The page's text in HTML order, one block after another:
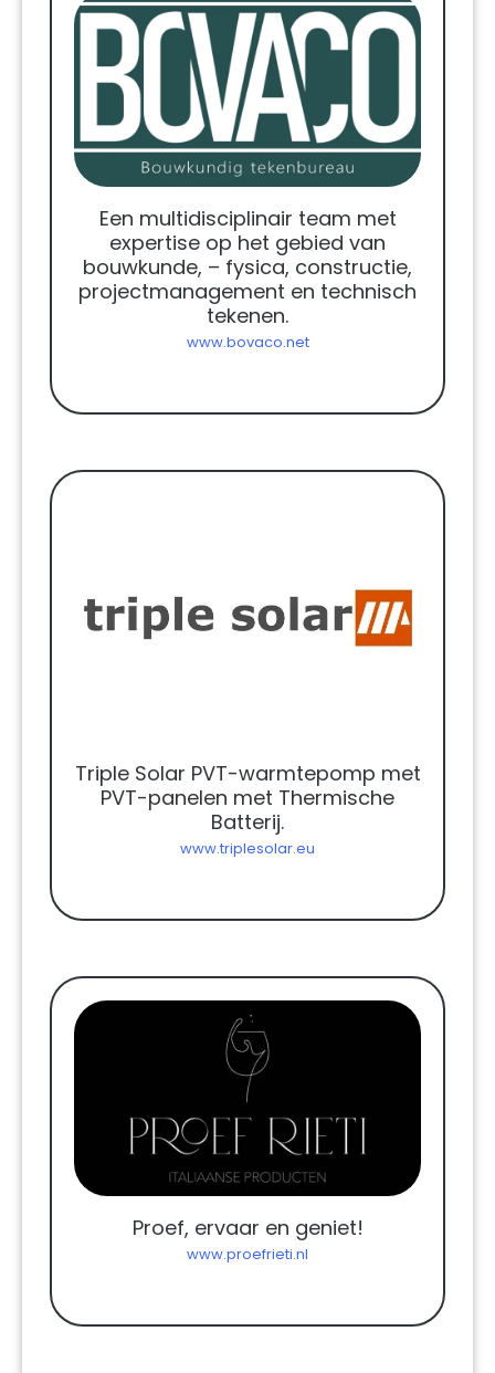
Een multidisciplinair team met
expertise op het gebied van
bouwkunde, – fysica, constructie,
projectmanagement en technisch
tekenen.
www.bovaco.net
Triple Solar PVT-warmtepomp met
PVT-panelen met Thermische
Batterij.
www.triplesolar.eu
Proef, ervaar en geniet!
www.proefrieti.nl